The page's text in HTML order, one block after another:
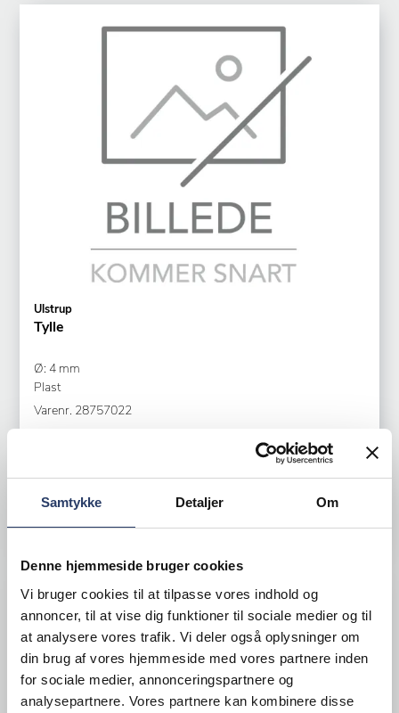
Samtykke Detaljer Om
Denne hjemmeside bruger cookies
Vi bruger cookies til at tilpasse vores indhold og
annoncer, til at vise dig funktioner til sociale medier og til
at analysere vores trafik. Vi deler også oplysninger om
din brug af vores hjemmeside med vores partnere inden
for sociale medier, annonceringspartnere og
analysepartnere. Vores partnere kan kombinere disse
Ulstrup
Tylle
Ø: 4 mm
Plast
Varenr. 28757022